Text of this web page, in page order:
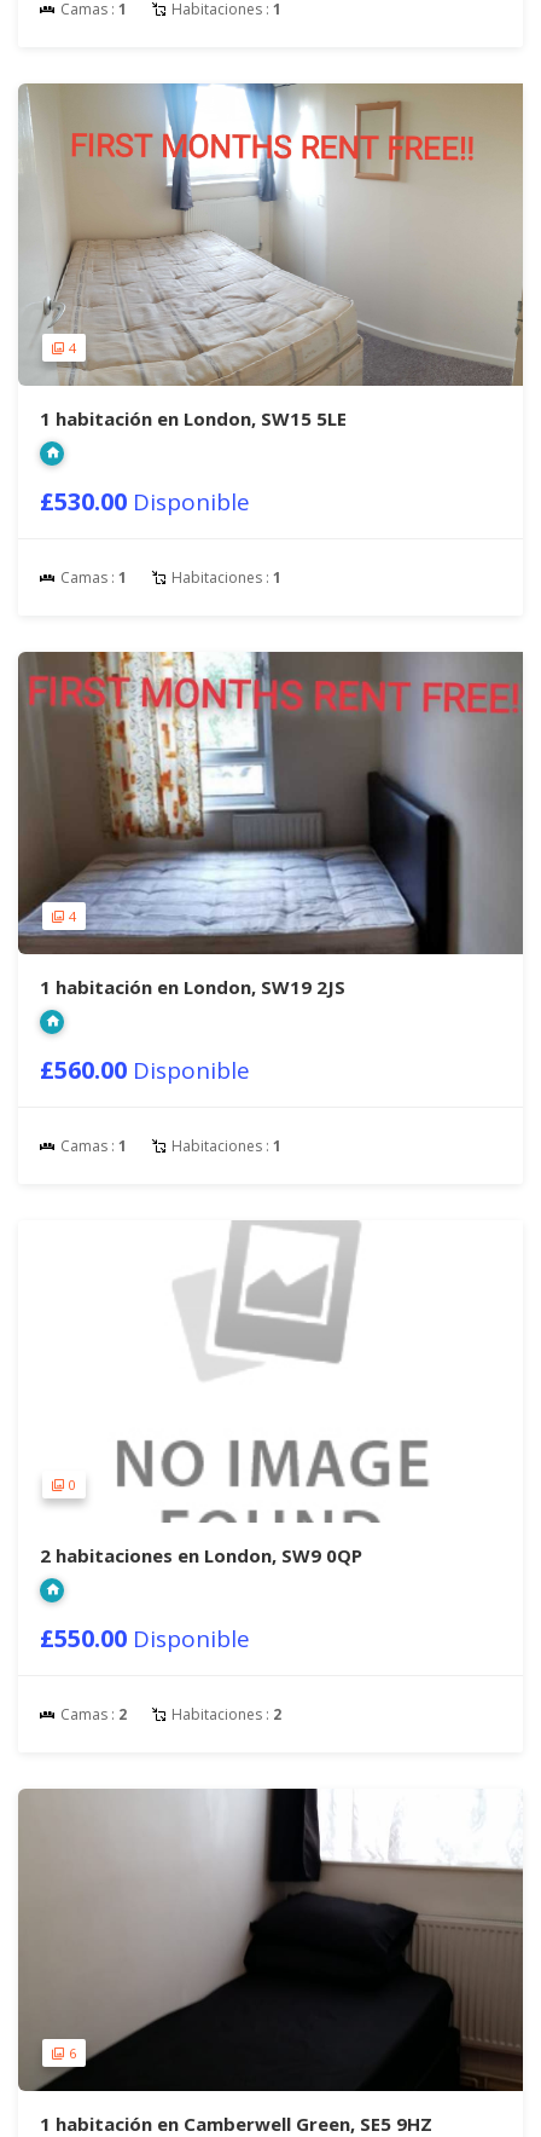
Camas : 1 Habitaciones : 1
4
1 habitación en London, SW15 5LE
£530.00 Disponible
Camas : 1 Habitaciones : 1
4
1 habitación en London, SW19 2JS
£560.00 Disponible
Camas : 1 Habitaciones : 1
0
2 habitaciones en London, SW9 0QP
£550.00 Disponible
Camas : 2 Habitaciones : 2
6
1 habitación en Camberwell Green, SE5 9HZ